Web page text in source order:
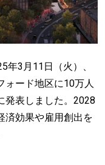
3月11日（火）、
ォード地区に10万人
発表しました。2028
済効果や雇用創出を